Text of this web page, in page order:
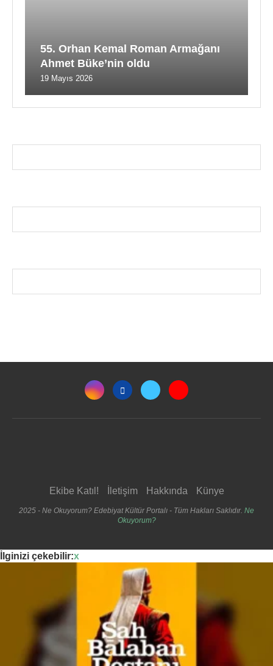
55. Orhan Kemal Roman Armağanı
Ahmet Büke’nin oldu
19 Mayıs 2026
Ekibe Katıl! İletişim Hakkında Künye
2025 - Ne Okuyorum? Edebiyat Kültür Portalı - Tüm Hakları Saklıdır. Ne
Okuyorum?
İlginizi çekebilir:x